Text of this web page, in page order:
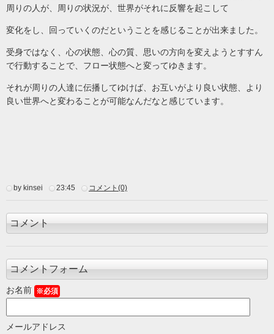
周りの人が、周りの状況が、世界がそれに反響を起こして
変化をし、回っていくのだということを感じることが出来ました。
受身ではなく、心の状態、心の質、思いの方向を変えようとすすん
で行動することで、フロー状態へと変ってゆきます。
それが周りの人達に伝播してゆけば、お互いがより良い状態、より
良い世界へと変わることが可能なんだなと感じています。
by kinsei 23:45 コメント(0)
コメント
コメントフォーム
お名前 ※必須
メールアドレス